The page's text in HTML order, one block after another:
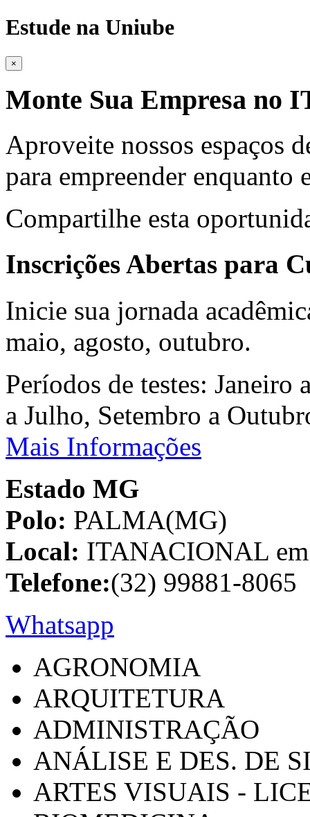
Estude na Uniube
×
Monte Sua Empresa no
Aproveite nossos espaços
para empreender enquanto
Compartilhe esta
Inscrições Abertas para
Inicie sua jornada
maio, agosto, outubro.
Períodos de testes:
a Julho, Setembro a
Mais Informações
Estado MG
Polo: PALMA(MG)
Local: ITANACIONAL
Telefone:(32) 99881-8065
Whatsapp
AGRONOMIA
ARQUITETURA
ADMINISTRAÇÃO
ANÁLISE E DES. DE
ARTES VISUAIS -